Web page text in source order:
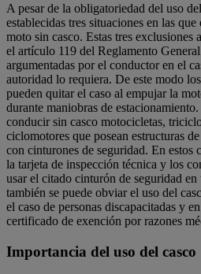
A pesar de la obligatoriedad del uso
establecidas tres situaciones en las
moto sin casco. Estas tres exclusiones
el artículo 119 del Reglamento
argumentadas por el conductor en el
autoridad lo requiera. De este modo
pueden quitar el caso al empujar la
durante maniobras de
conducir sin casco motocicletas,
ciclomotores que posean estructuras
con cinturones de seguridad. En estos
la tarjeta de inspección técnica y los
usar el citado cinturón de seguridad
también se puede obviar el uso del
el caso de personas discapacitadas y
certificado de exención por razones
Importancia del uso del casco